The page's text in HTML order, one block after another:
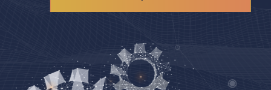
специализируется на предоставлении
комплексных решений для обеспечения
кибербезопасности бизнеса и
государственных организаций.